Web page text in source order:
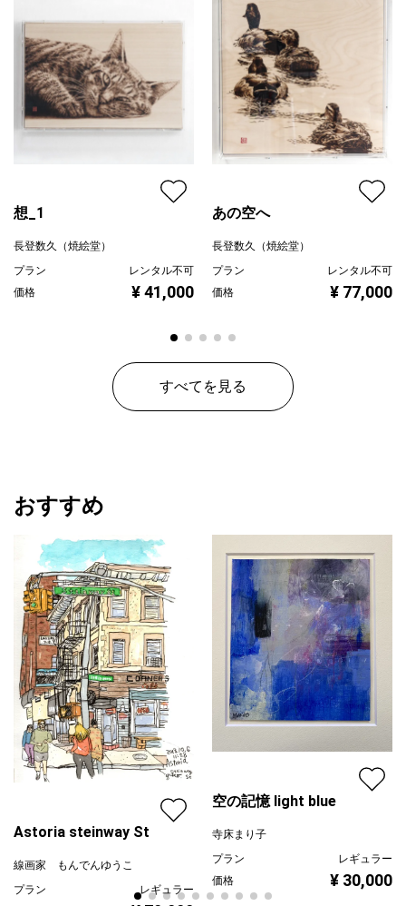
物の色味とは見え方が違う場合がございますのでご了承くださ
い。
・焼き絵（ウッドバーニング）作品は紫外線によってダメージを
受けます。 一般的な絵画作品と同じく、窓ぎわなど直射日光があ
たるところを避けてお飾りください。
想_1
長登数久（焼絵堂）
プラン
レンタル不可
価格
¥ 41,000
あの空へ
長登数久（焼絵堂）
プラン
レンタル不可
価格
¥ 77,000
すべてを見る
おすすめ
Astoria steinway St
線画家 もんでんゆうこ
プラン
レギュラー
空の記憶 light blue
寺床まり子
プラン
レギュラー
価格
¥ 30,000